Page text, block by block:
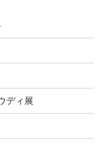
ディ展